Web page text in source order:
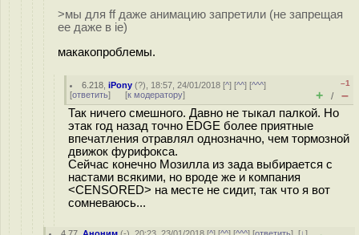
>мы для ff даже анимацию запретили (не запрещая
ее даже в ie)
макакопроблемы.
6.218 ,iPony (?), 18:57, 24/01/2018 [^] [^^] [^^^]
[ответить] [к модератору]
–1
+ / –
Так ничего смешного. Давно не тыкал палкой. Но
этак год назад точно EDGE более приятные
впечатления отравлял однозначно, чем тормозной
движок фурифокса.
Сейчас конечно Мозилла из зада выбирается с
настами всякими, но вроде же и компания
<CENSORED> на месте не сидит, так что я вот
сомневаюсь...